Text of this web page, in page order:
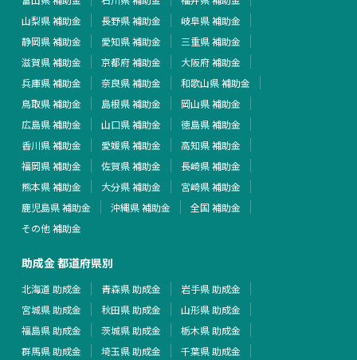
山梨県 補助金
長野県 補助金
岐阜県 補助金
静岡県 補助金
愛知県 補助金
三重県 補助金
滋賀県 補助金
京都府 補助金
大阪府 補助金
兵庫県 補助金
奈良県 補助金
和歌山県 補助金
鳥取県 補助金
島根県 補助金
岡山県 補助金
広島県 補助金
山口県 補助金
徳島県 補助金
香川県 補助金
愛媛県 補助金
高知県 補助金
福岡県 補助金
佐賀県 補助金
長崎県 補助金
熊本県 補助金
大分県 補助金
宮崎県 補助金
鹿児島県 補助金
沖縄県 補助金
全国 補助金
その他 補助金
助成金 都道府県別
北海道 助成金 青森県 助成金
岩手県 助成金
宮城県 助成金
秋田県 助成金
山形県 助成金
福島県 助成金
茨城県 助成金
栃木県 助成金
群馬県 助成金
埼玉県 助成金
千葉県 助成金